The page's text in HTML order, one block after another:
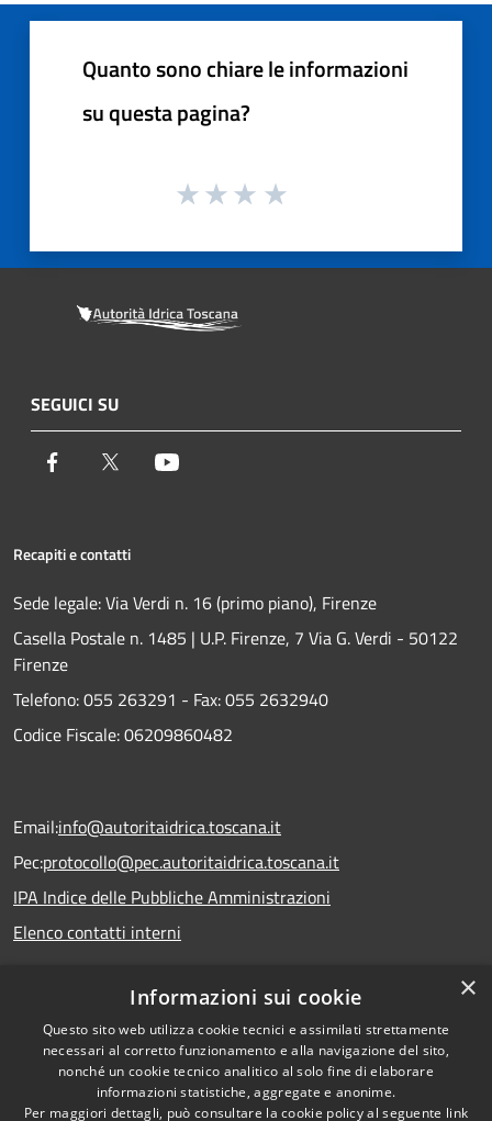
Quanto sono chiare le informazioni
su questa pagina?
SEGUICI SU
Facebook Twitter
Recapiti e contatti
Sede legale: Via Verdi n. 16 (primo piano), Firenze
Casella Postale n. 1485 | U.P. Firenze, 7 Via G. Verdi - 50122
Firenze
Telefono:055 263291 - Fax:055 2632940
Codice Fiscale: 06209860482
Email:info@autoritaidrica.toscana.it
Pec:protocollo@pec.autoritaidrica.toscana.it
IPA Indice delle Pubbliche Amministrazioni
Elenco contatti interni
Dichiarazione accessibilità
Copyright © 2026 • Autorità
×
Informazioni sui cookie
Questo sito web utilizza cookie tecnici e assimilati strettamente
necessari al corretto funzionamento e alla navigazione del sito,
nonché un cookie tecnico analitico al solo fine di elaborare
informazioni statistiche, aggregate e anonime.
Per maggiori dettagli, può consultare la cookie policy al seguente link